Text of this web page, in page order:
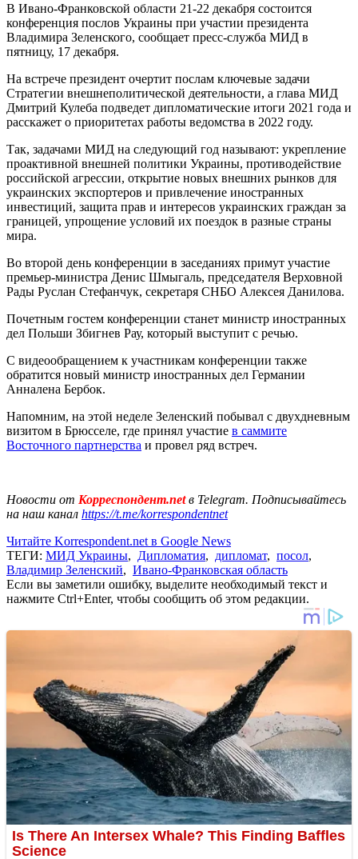
В Ивано-Франковской области 21-22 декабря состоится
конференция послов Украины при участии президента
Владимира Зеленского, сообщает пресс-служба МИД в
пятницу, 17 декабря.
На встрече президент очертит послам ключевые задачи
Стратегии внешнеполитической деятельности, а глава МИД
Дмитрий Кулеба подведет дипломатические итоги 2021 года и
расскажет о приоритетах работы ведомства в 2022 году.
Так, задачами МИД на следующий год называют: укрепление
проактивной внешней политики Украины, противодействие
российской агрессии, открытие новых внешних рынков для
украинских экспортеров и привлечение иностранных
инвестиций, защита прав и интересов украинских граждан за
границей, упрощение условий их поездок в разные страны
мира.
Во второй день конференции в заседаниях примут участие
премьер-министра Денис Шмыгаль, председателя Верховной
Рады Руслан Стефанчук, секретаря СНБО Алексея Данилова.
Почетным гостем конференции станет министр иностранных
дел Польши Збигнев Рау, который выступит с речью.
С видеообращением к участникам конференции также
обратится новый министр иностранных дел Германии
Анналена Бербок.
Напомним, на этой неделе Зеленский побывал с двухдневным
визитом в Брюсселе, где принял участие в саммите
Восточного партнерства и провел ряд встреч.
Новости от Корреспондент.netв Telegram. Подписывайтесь
на наш канал https://t.me/korrespondentnet
Читайте Korrespondent.net в Google News
ТЕГИ: МИД Украины, Дипломатия, дипломат, посол,
Владимир Зеленский, Ивано-Франковская область
Если вы заметили ошибку, выделите необходимый текст и
нажмите Ctrl+Enter, чтобы сообщить об этом редакции.